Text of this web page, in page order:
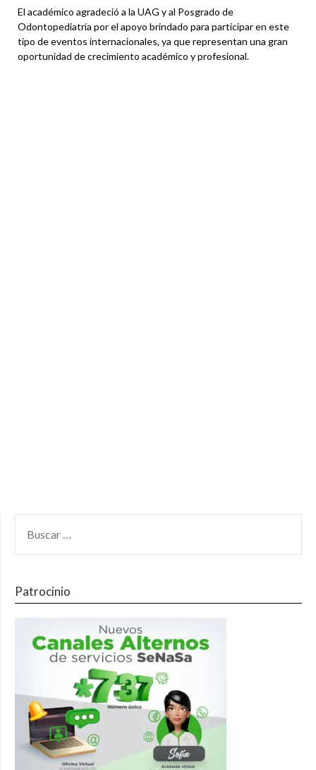
El académico agradeció a la UAG y al Posgrado de
Odontopediatría por el apoyo brindado para participar en este
tipo de eventos internacionales, ya que representan una gran
oportunidad de crecimiento académico y profesional.
Patrocinio